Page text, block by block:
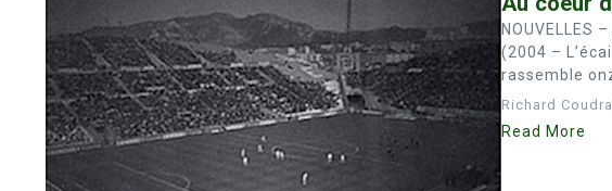
NOUVELLES
(2004 –
rassemble
Richard
Read More